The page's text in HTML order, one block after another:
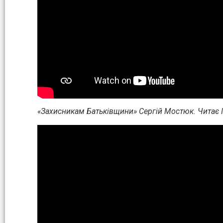
«Захисникам Батьківщини» Сергій Мостюк. Читає